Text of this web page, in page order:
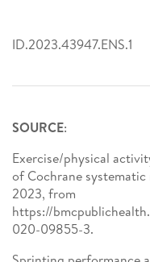
ID.2023.43947.ENS.1
SOURCE:
Exercise/physical
of Cochrane systematic
2023, from
https://
020-09855-3.